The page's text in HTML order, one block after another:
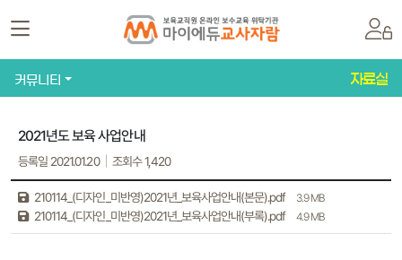
커뮤니티 자료실
2021년도 보육 사업안내
등록일 2021.01.20 조회수 1,420
210114_(디자인_미반영)2021년_보육사업안내(본문).pdf 3.9 MB
210114_(디자인_미반영)2021년_보육사업안내(부록).pdf 4.9 MB